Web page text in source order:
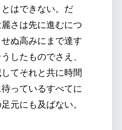
はできない。だ
さは先に進むにつ
ぬ高みにまで達す
したものでさえ、
てそれと共に時間
っているすべてに
元にも及ばない。